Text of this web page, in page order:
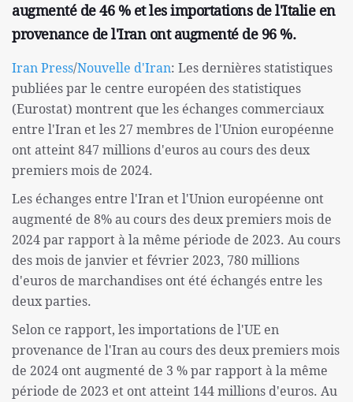
augmenté de 46 % et les importations de l'Italie en
provenance de l'Iran ont augmenté de 96 %.
Iran Press/Nouvelle d'Iran: Les dernières statistiques
publiées par le centre européen des statistiques
(Eurostat) montrent que les échanges commerciaux
entre l'Iran et les 27 membres de l'Union européenne
ont atteint 847 millions d'euros au cours des deux
premiers mois de 2024.
Les échanges entre l'Iran et l'Union européenne ont
augmenté de 8% au cours des deux premiers mois de
2024 par rapport à la même période de 2023. Au cours
des mois de janvier et février 2023, 780 millions
d'euros de marchandises ont été échangés entre les
deux parties.
Selon ce rapport, les importations de l'UE en
provenance de l'Iran au cours des deux premiers mois
de 2024 ont augmenté de 3 % par rapport à la même
période de 2023 et ont atteint 144 millions d'euros. Au